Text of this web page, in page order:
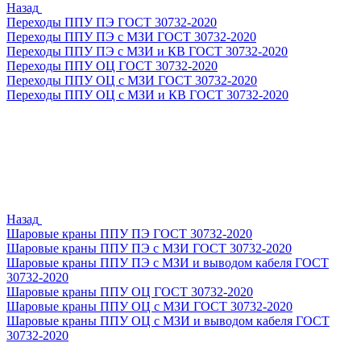
Назад
Переходы ППУ ПЭ ГОСТ 30732-2020
Переходы ППУ ПЭ с МЗИ ГОСТ 30732-2020
Переходы ППУ ПЭ с МЗИ и КВ ГОСТ 30732-2020
Переходы ППУ ОЦ ГОСТ 30732-2020
Переходы ППУ ОЦ с МЗИ ГОСТ 30732-2020
Переходы ППУ ОЦ с МЗИ и КВ ГОСТ 30732-2020
Назад
Шаровые краны ППУ ПЭ ГОСТ 30732-2020
Шаровые краны ППУ ПЭ с МЗИ ГОСТ 30732-2020
Шаровые краны ППУ ПЭ с МЗИ и выводом кабеля ГОСТ
30732-2020
Шаровые краны ППУ ОЦ ГОСТ 30732-2020
Шаровые краны ППУ ОЦ с МЗИ ГОСТ 30732-2020
Шаровые краны ППУ ОЦ с МЗИ и выводом кабеля ГОСТ
30732-2020